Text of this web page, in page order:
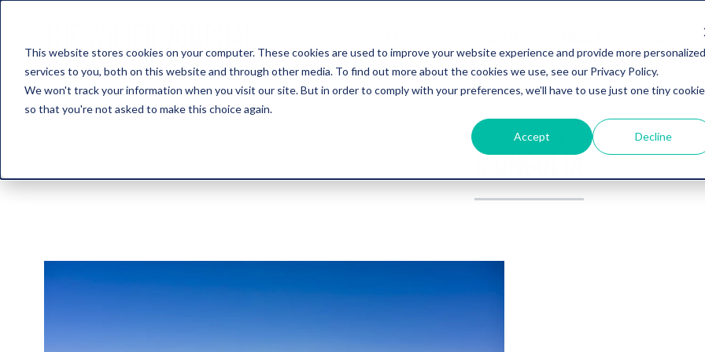
This website stores cookies on your computer. These cookies are used to improve your website experience and provide more personalized
services to you, both on this website and through other media. To find out more about the cookies we use, see our Privacy Policy.
We won't track your information when you visit our site. But in order to comply with your preferences, we'll have to use just one tiny cookie
so that you're not asked to make this choice again.
Accept Decline
Post about
MONGOLIA